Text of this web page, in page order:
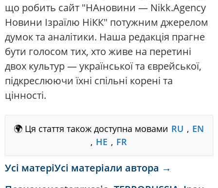
що робить сайт "НАновини — Nikk.Agency
Новини Ізраїлю НіКК" потужним джерелом
думок та аналітики. Наша редакція прагне
бути голосом тих, хто живе на перетині
двох культур — української та єврейської,
підкреслюючи їхні спільні корені та
цінності.
🌍 Ця стаття також доступна мовами RU , EN
, HE , FR
Усі матеріУсі матеріали автора →